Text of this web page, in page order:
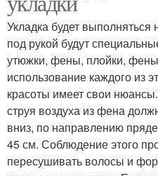
Укладка будет
под рукой будут
утюжки, фены, плойки,
использование каждого из
красоты имеет свои
струя воздуха из фена
вниз, по направлению
45 см. Соблюдение этого
пересушивать волосы и